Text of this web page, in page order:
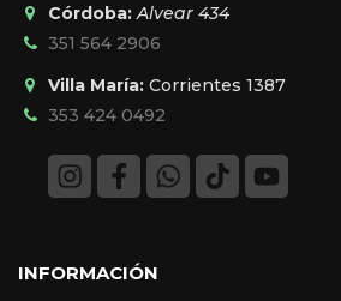
Córdoba:Alvear 434
351 564 2906
Villa María: Corrientes 1387
353 424 0492
INFORMACIÓN